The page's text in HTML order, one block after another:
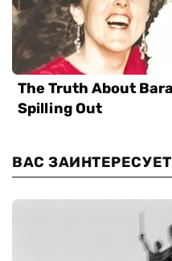
ВАС ЗАИНТЕРЕСУЕТ